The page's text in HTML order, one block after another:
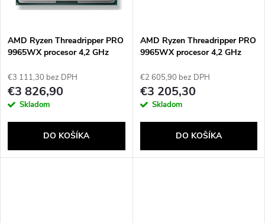
o
v
o
v
AMD Ryzen Threadripper PRO
9965WX procesor 4,2 GHz
€3 111,30 bez DPH
€3 826,90
Skladom
DO KOŠÍKA
AMD Ryzen Threadripper PRO
9965WX procesor 4,2 GHz
€2 605,90 bez DPH
€3 205,30
Skladom
DO KOŠÍKA